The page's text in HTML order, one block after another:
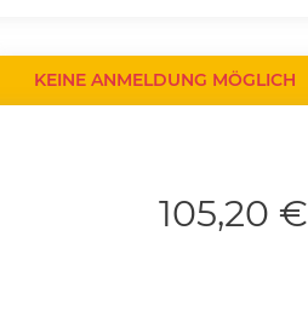
KEINE ANMELDUNG MÖGLICH
105,20 €